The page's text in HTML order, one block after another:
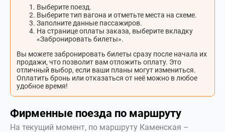
Выберите поезд.
Выберите тип вагона и отметьте места на схеме.
Заполните данные пассажиров.
На странице оплаты заказа, выберите вкладку
«Забронировать билеты».
Вы можете забронировать билеты сразу после начала их
продажи, что позволит вам отложить оплату. Это
отличный выбор, если ваши планы могут измениться.
Оплатить бронь или отказаться от неё можно в любое
удобное время!
Фирменные поезда по маршруту
На текущий момент, по маршруту Каменская –